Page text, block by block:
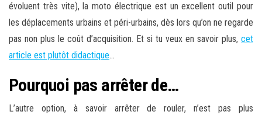
évoluent très vite), la moto électrique est un excellent outil pour
les déplacements urbains et péri-urbains, dès lors qu’on ne regarde
pas non plus le coût d’acquisition. Et si tu veux en savoir plus, cet
article est plutôt didactique…
Pourquoi pas arrêter de…
L’autre option, à savoir arrêter de rouler, n’est pas plus